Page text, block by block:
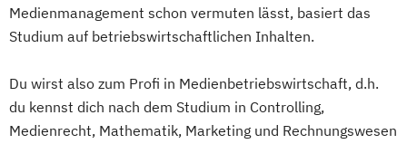
Medienmanagement schon vermuten lässt, basiert das
Studium auf betriebswirtschaftlichen Inhalten.
Du wirst also zum Profi in Medienbetriebswirtschaft, d.h.
du kennst dich nach dem Studium in Controlling,
Medienrecht, Mathematik, Marketing und Rechnungswesen